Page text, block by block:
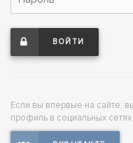
ВОЙТИ
Если вы впервые на сайте,
профиль в социальных сетях